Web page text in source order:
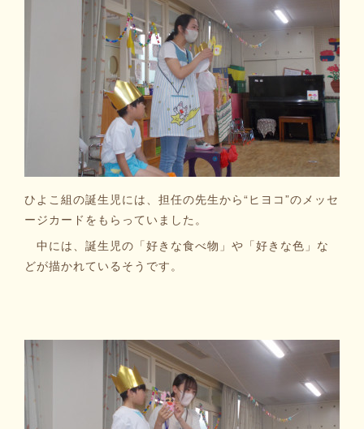
ひよこ組の誕生児には、担任の先生から“ヒヨコ”のメッセ
ージカードをもらっていました。
中には、誕生児の「好きな食べ物」や「好きな色」な
どが描かれているそうです。